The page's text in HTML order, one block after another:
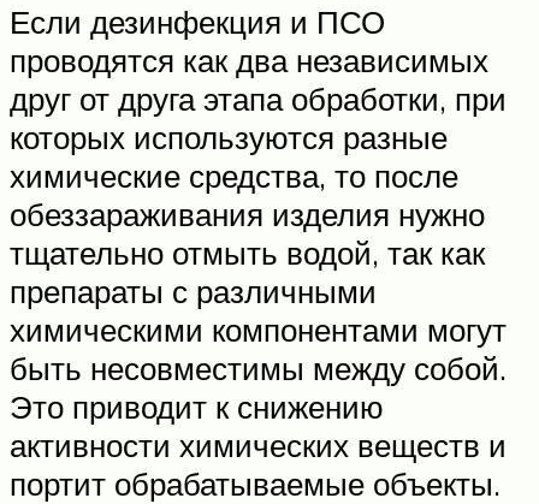
Если дезинфекция и ПСО
проводятся как два независимых
друг от друга этапа обработки, при
которых используются разные
химические средства, то после
обеззараживания изделия нужно
тщательно отмыть водой, так как
препараты с различными
химическими компонентами могут
быть несовместимы между собой.
Это приводит к снижению
активности химических веществ и
портит обрабатываемые объекты.